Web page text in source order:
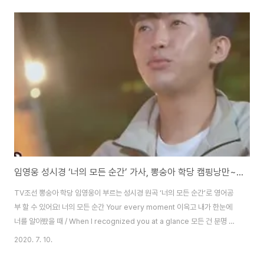
perhaps an excuse 잘 갖다 붙여 뻔뻔하게도 / That you make
shamelessly 차라리 내가 싫어 졌다 말을 한다면 / If you said that you
didn’t like me anymore 잡을 나도 아니겠지만 / I w..
임영웅 성시경 ‘너의 모든 순간’ 가사, 뽕숭아 학당 캠핑낭만~ [인기곡 영어로]
TV조선 뽕숭아 학당 임영웅이 부르는 성시경 원곡 ‘너의 모든 순간’로 영어공
부 할 수 있어요! 너의 모든 순간 Your every moment 이윽고 내가 한눈에
너를 알아봤을 때 / When I recognized you at a glance 모든 건 분명 달
라지고 있었어 / Everything was definitely changing 내 세상은 널 알기
2020. 7. 10.